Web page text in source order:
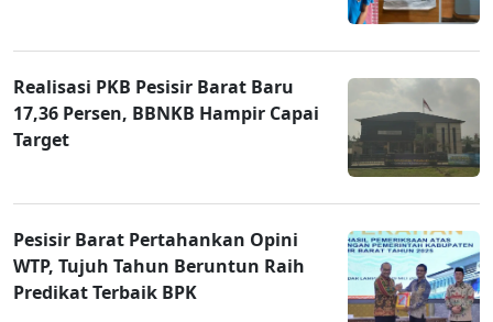
Realisasi PKB Pesisir Barat Baru
17,36 Persen, BBNKB Hampir Capai
Target
Pesisir Barat Pertahankan Opini
WTP, Tujuh Tahun Beruntun Raih
Predikat Terbaik BPK